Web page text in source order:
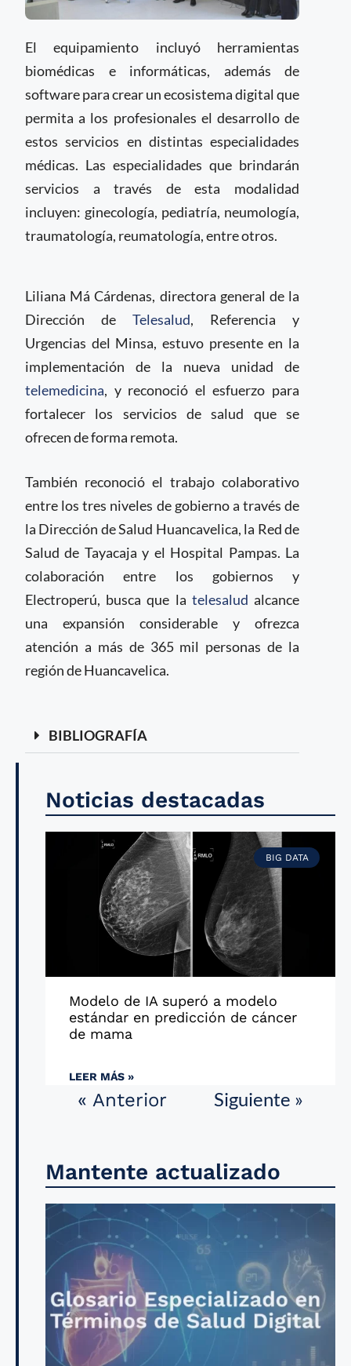
El equipamiento incluyó herramientas
biomédicas e informáticas, además de
software para crear un ecosistema digital que
permita a los profesionales el desarrollo de
estos servicios en distintas especialidades
médicas. Las especialidades que brindarán
servicios a través de esta modalidad
incluyen: ginecología, pediatría, neumología,
traumatología, reumatología, entre otros.
Liliana Má Cárdenas, directora general de la
Dirección de Telesalud, Referencia y
Urgencias del Minsa, estuvo presente en la
implementación de la nueva unidad de
telemedicina, y reconoció el esfuerzo para
fortalecer los servicios de salud que se
ofrecen de forma remota.
También reconoció el trabajo colaborativo
entre los tres niveles de gobierno a través de
la Dirección de Salud Huancavelica, la Red de
Salud de Tayacaja y el Hospital Pampas. La
colaboración entre los gobiernos y
Electroperú, busca que la telesalud alcance
una expansión considerable y ofrezca
atención a más de 365 mil personas de la
región de Huancavelica.
BIBLIOGRAFÍA
Noticias destacadas
BIG DATA
Modelo de IA superó a modelo
estándar en predicción de cáncer
de mama
LEER MÁS »
« Anterior Siguiente »
Mantente actualizado